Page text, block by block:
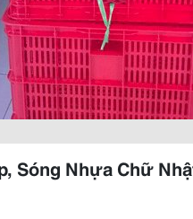
Sóng Nhựa Chữ